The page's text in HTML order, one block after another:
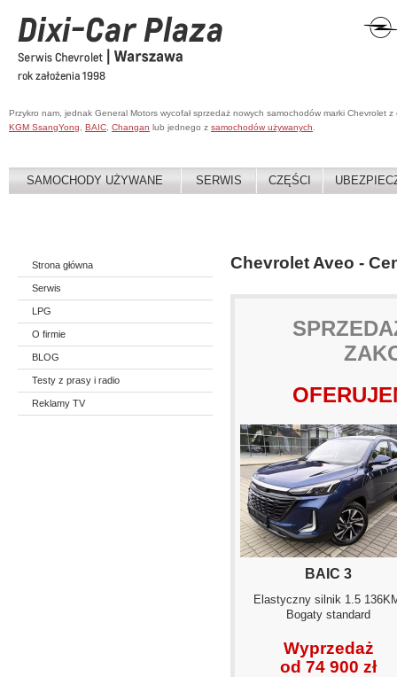
Przykro nam, jednak General Motors wycofał sprzedaż nowych samochodów marki Chevrolet
KGM SsangYong
BAIC Changan lub jednego z samochodów używanych
SAMOCHODY UŻYWANE SERWIS CZĘŚCI
Strona główna
Serwis
LPG
O firmie
BLOG
Testy z prasy i radio
Reklamy TV
Chevrolet Aveo -
BAIC 3
Elastyczny silnik 1.5
Bogaty standard
Wyprzedaż
od 74 900 zł